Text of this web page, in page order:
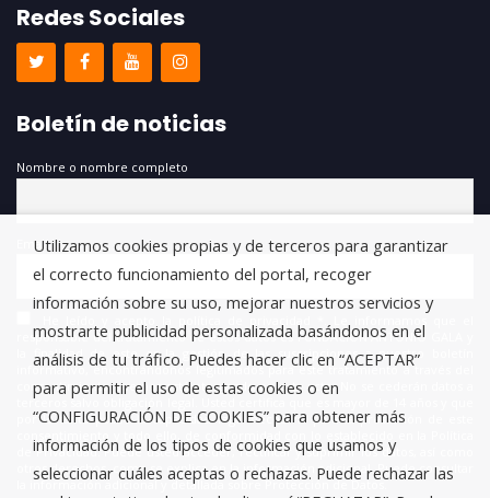
Redes Sociales
Boletín de noticias
Nombre o nombre completo
Email
responsable del tratamiento de estos datos es FUNDACIÓN ANTONIO GALA y
la finalidad de este es la gestión de las suscripciones a nuestro boletín
informativo, encontrándonos legitimados para este tratamiento a través del
consentimiento que nos está otorgando en este acto. No se cederán datos a
terceros salvo obligación legal. Usted certifica que es mayor de 14 años y que
por lo tanto posee la capacidad legal necesaria para la prestación de este
de Privacidad. Puede usted acceder, rectificar y suprimir los datos, así como
otros derechos, como se explica en la información adicional. Puede consultar
la información adicional y detallada sobre Protección de Datos.
Utilizamos cookies propias y de terceros para garantizar
el correcto funcionamiento del portal, recoger
información sobre su uso, mejorar nuestros servicios y
mostrarte publicidad personalizada basándonos en el
análisis de tu tráfico. Puedes hacer clic en “ACEPTAR”
para permitir el uso de estas cookies o en
“CONFIGURACIÓN DE COOKIES” para obtener más
información de los tipos de cookies que usamos y
seleccionar cuáles aceptas o rechazas. Puede rechazar las